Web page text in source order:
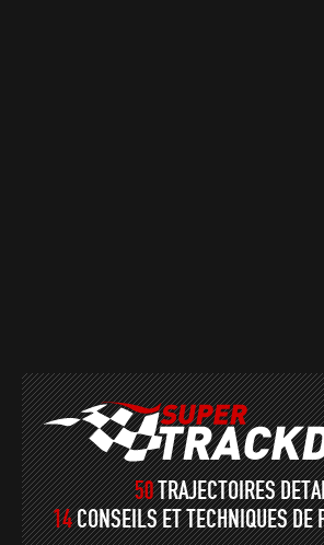
50TRAJECTOIRES
14CONSEILS ET TECHNIQUES DE